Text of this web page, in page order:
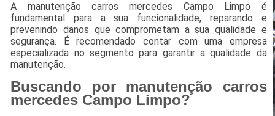
A manutenção carros mercedes Campo Limpo é
fundamental para a sua funcionalidade, reparando e
prevenindo danos que comprometam a sua qualidade e
segurança. É recomendado contar com uma empresa
especializada no segmento para garantir a qualidade da
manutenção.
Buscando por manutenção carros
mercedes Campo Limpo?